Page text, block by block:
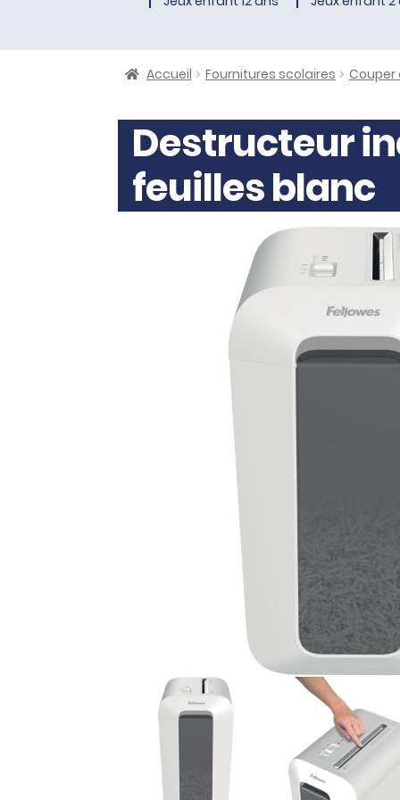
Accueil Fournitures scolaires Couper
Destructeur
feuilles blanc